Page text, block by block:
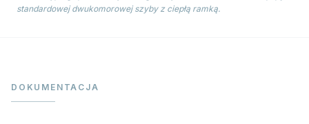
standardowej dwukomorowej szyby z ciepłą ramką.
DOKUMENTACJA